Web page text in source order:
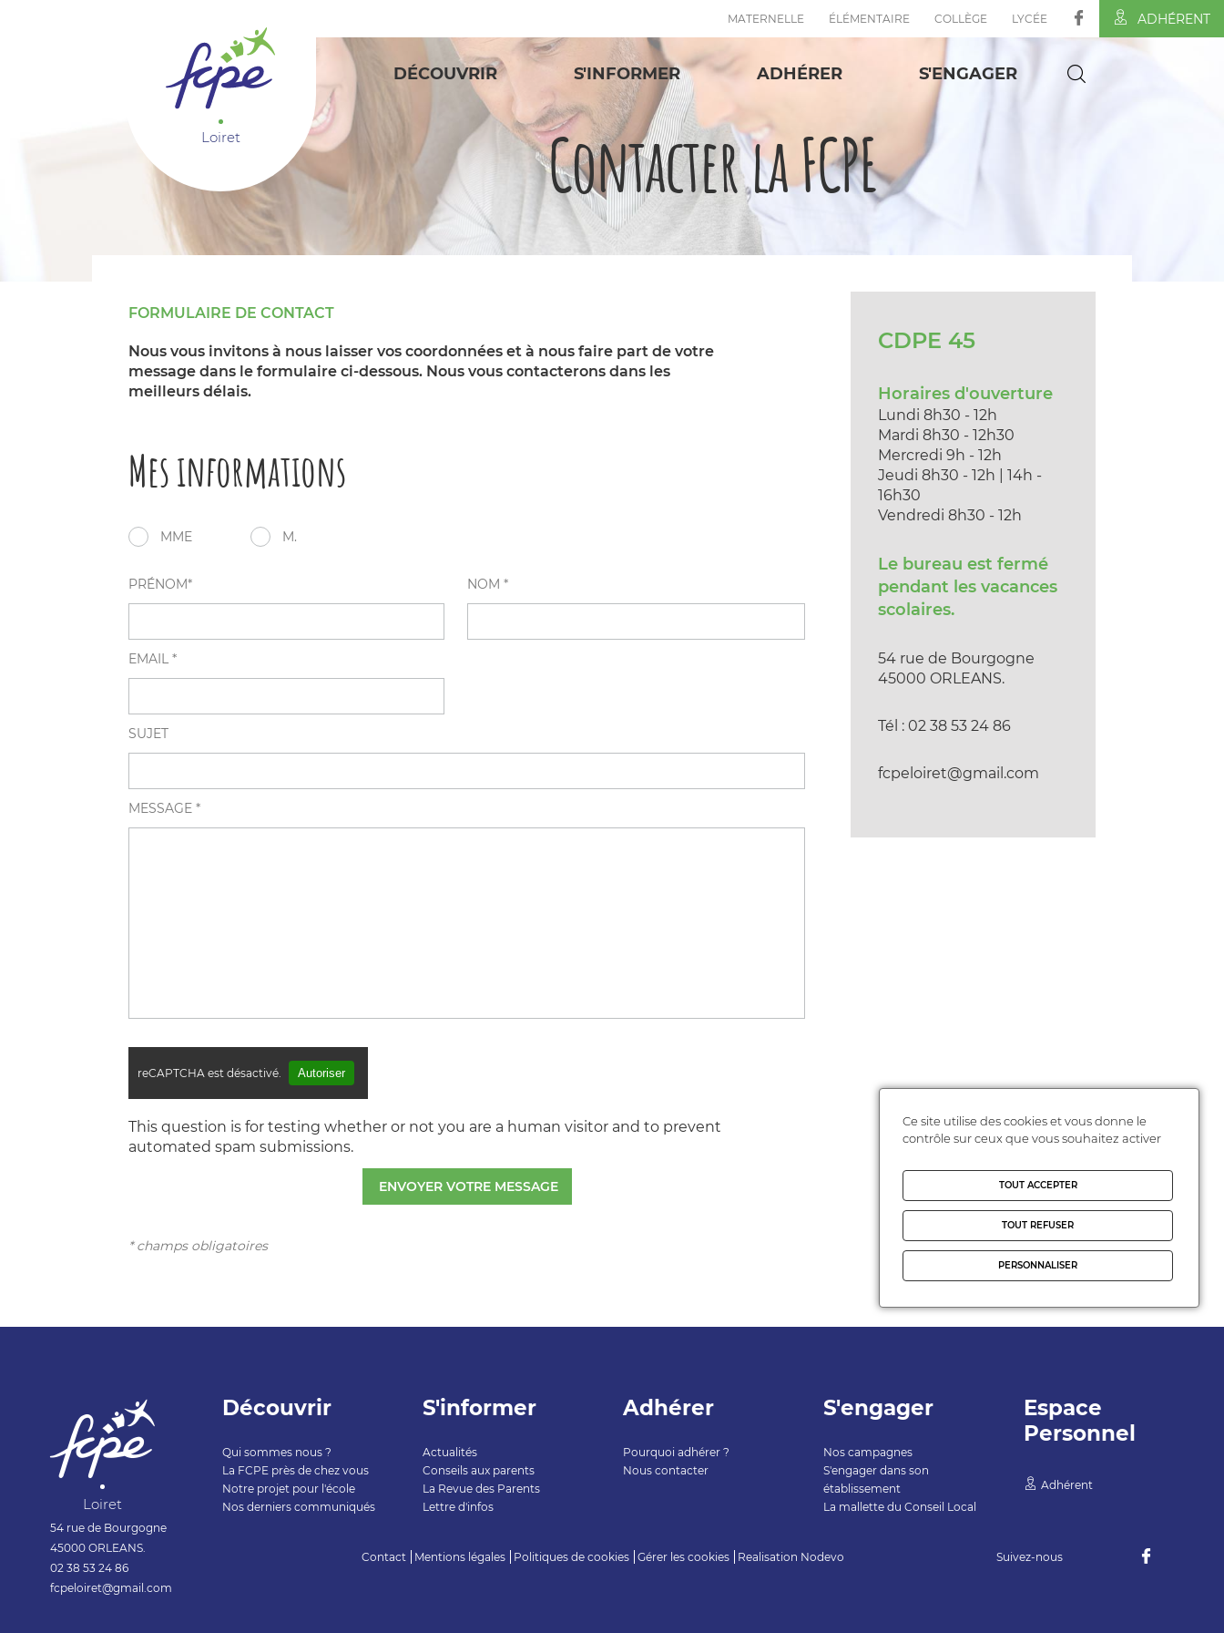
MATERNELLE ÉLÉMENTAIRE COLLÈGE LYCÉE ADHÉRENT
Loiret
DÉCOUVRIR S'INFORMER ADHÉRER S'ENGAGER
Contacter la FCPE
FORMULAIRE DE CONTACT
Nous vous invitons à nous laisser vos coordonnées et à nous faire part de votre
message dans le formulaire ci-dessous. Nous vous contacterons dans les
meilleurs délais.
Mes informations
MME M.
PRÉNOM* NOM *
EMAIL *
SUJET
MESSAGE *
reCAPTCHA est désactivé. Autoriser
This question is for testing whether or not you are a human visitor and to prevent
automated spam submissions.
* champs obligatoires
CDPE 45
Horaires d'ouverture
Lundi 8h30 - 12h
Mardi 8h30 - 12h30
Mercredi 9h - 12h
Jeudi 8h30 - 12h | 14h -
16h30
Vendredi 8h30 - 12h
Le bureau est fermé
pendant les vacances
scolaires.
54 rue de Bourgogne
45000 ORLEANS.
Tél : 02 38 53 24 86
fcpeloiret@gmail.com
Loiret
54 rue de Bourgogne
45000 ORLEANS.
02 38 53 24 86
fcpeloiret@gmail.com
Découvrir
Qui sommes nous ?
La FCPE près de chez vous
Notre projet pour l'école
Nos derniers communiqués
S'informer
Actualités
Conseils aux parents
La Revue des Parents
Lettre d'infos
Adhérer
Pourquoi adhérer ?
Nous contacter
S'engager
Nos campagnes
S'engager dans son
établissement
La mallette du Conseil Local
Espace
Personnel
Adhérent
Contact Mentions légales Politiques de cookies Gérer les cookies Realisation Nodevo Suivez-nous
Ce site utilise des cookies et vous donne le
contrôle sur ceux que vous souhaitez activer
TOUT ACCEPTER
TOUT REFUSER
PERSONNALISER